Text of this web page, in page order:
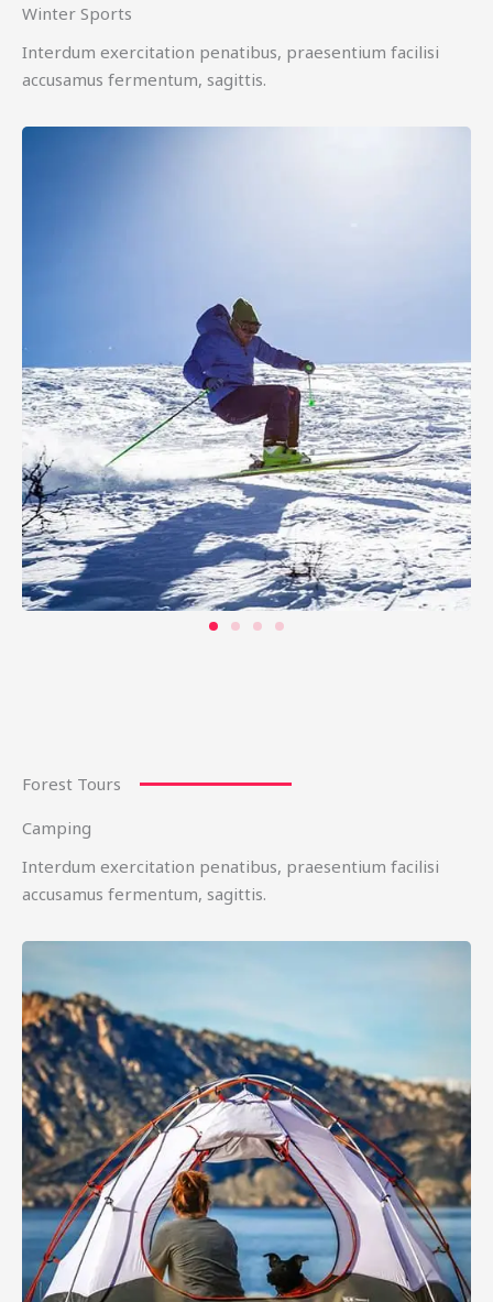
Winter Sports
Interdum exercitation penatibus, praesentium facilisi
accusamus fermentum, sagittis.
Forest Tours
Camping
Interdum exercitation penatibus, praesentium facilisi
accusamus fermentum, sagittis.